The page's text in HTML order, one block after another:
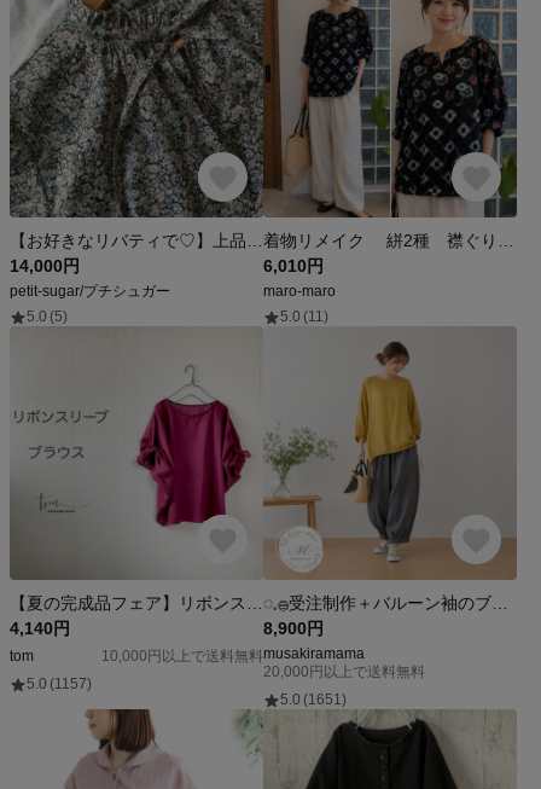
14,000円
petit-sugar/プチシュガー
5.0 (5)
6,010円
maro-maro
5.0 (11)
4,140円
tom
10,000円以上で送料無料
5.0 (1157)
8,900円
musakiramama
20,000円以上で送料無料
5.0 (1651)